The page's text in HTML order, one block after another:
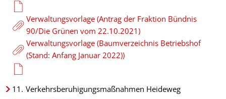
Verwaltungsvorlage (Antrag der Fraktion Bündnis
90/Die Grünen vom 22.10.2021)
Verwaltungsvorlage (Baumverzeichnis Betriebshof
(Stand: Anfang Januar 2022))
11. Verkehrsberuhigungsmaßnahmen Heideweg